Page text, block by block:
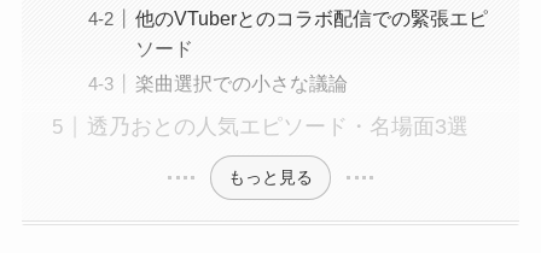
他のVTuberとのコラボ配信での緊張エピ
ソード
楽曲選択での小さな議論
透乃おとの人気エピソード・名場面3選
もっと見る